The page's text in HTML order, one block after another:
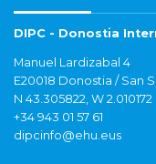
DIPC - Donostia
Manuel Lardizabal 4
E20018 Donostia / San
N 43.305822, W 2.010172
+34 943 01 57 61
dipcinfo@ehu.eus